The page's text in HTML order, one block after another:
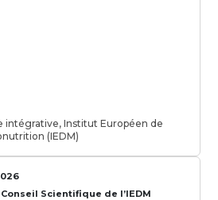
intégrative, Institut Européen de
(IEDM)
Conseil Scientifique de l’IEDM